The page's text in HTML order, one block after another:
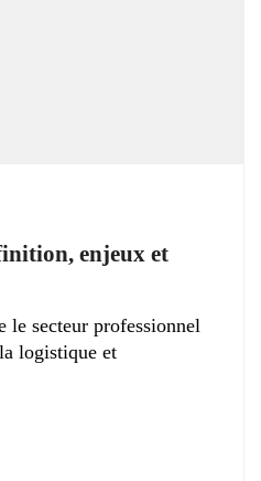
enjeux et
le secteur professionnel
logistique et